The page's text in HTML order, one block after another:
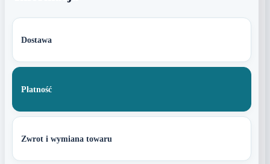
Dostawa
Płatność
Zwrot i wymiana towaru